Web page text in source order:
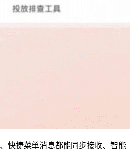
快捷菜单消息都能同步接收、智能